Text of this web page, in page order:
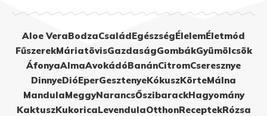
Aloe VeraBodzaCsaládEgészségÉlelemÉletmód
FűszerekMáriatövisGazdaságGombákGyümölcsök
ÁfonyaAlmaAvokádóBanánCitromCseresznye
DinnyeDióEperGesztenyeKókuszKörteMálna
MandulaMeggyNarancsŐszibarackHagyomány
KaktuszKukoricaLevendulaOtthonReceptekRózsa